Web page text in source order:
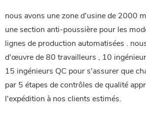
nous avons une zone d'usine de 2000
une section anti-poussière pour les
lignes de production automatisées .
d'œuvre de 80 travailleurs , 10
15 ingénieurs QC pour s'assurer que
par 5 étapes de contrôles de qualité
l'expédition à nos clients estimés.